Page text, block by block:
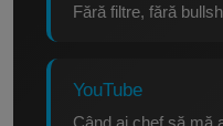
Fără filtre, fără
YouTube
Când ai chef să mă